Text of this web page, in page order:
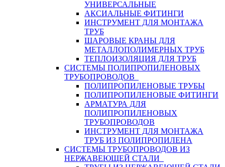
УНИВЕРСАЛЬНЫЕ
АКСИАЛЬНЫЕ ФИТИНГИ
ИНСТРУМЕНТ ДЛЯ МОНТАЖА
ТРУБ
ШАРОВЫЕ КРАНЫ ДЛЯ
МЕТАЛЛОПОЛИМЕРНЫХ ТРУБ
ТЕПЛОИЗОЛЯЦИЯ ДЛЯ ТРУБ
СИСТЕМЫ ПОЛИПРОПИЛЕНОВЫХ
ТРУБОПРОВОДОВ
ПОЛИПРОПИЛЕНОВЫЕ ТРУБЫ
ПОЛИПРОПИЛЕНОВЫЕ ФИТИНГИ
АРМАТУРА ДЛЯ
ПОЛИПРОПИЛЕНОВЫХ
ТРУБОПРОВОДОВ
ИНСТРУМЕНТ ДЛЯ МОНТАЖА
ТРУБ ИЗ ПОЛИПРОПИЛЕНА
СИСТЕМЫ ТРУБОПРОВОДОВ ИЗ
НЕРЖАВЕЮЩЕЙ СТАЛИ